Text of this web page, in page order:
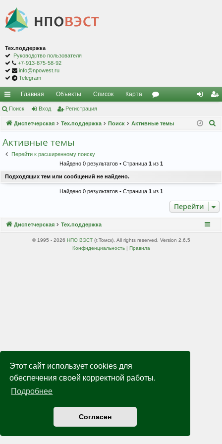
Этот сайт использует cookies для
обеспечения своей корректной работы.
Подробнее
Согласен
Тех.поддержка
Руководство пользователя
+7-913-875-58-92
info@npowest.ru
Telegram
с
ы
лк
и
Главная Объекты Список Карта
ум д ис
Поиск Вход Регистрация
Диспетчерская Тех.поддержка Поиск Активные темы
Активные темы
Перейти к расширенному поиску
Найдено 0 результатов • Страница 1из 1
Подходящих тем или сообщений не найдено.
Найдено 0 результатов • Страница 1из 1
Перейти
Диспетчерская Тех.поддержка
© 1995 - 2026 НПО ВЭСТ(г.Томск), All rights reserved. Version 2.6.5
Конфиденциальность| Правила